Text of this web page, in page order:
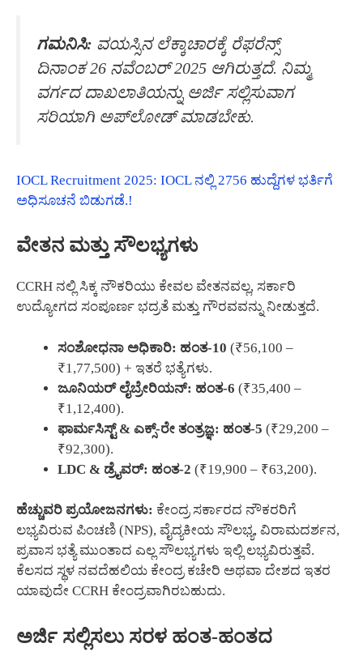
ಗಮನಿಸಿ: ವಯಸ್ಸಿನ ಲೆಕ್ಕಾಚಾರಕ್ಕೆ ರೆಫರೆನ್ಸ್
ದಿನಾಂಕ 26 ನವೆಂಬರ್ 2025 ಆಗಿರುತ್ತದೆ. ನಿಮ್ಮ
ವರ್ಗದ ದಾಖಲಾತಿಯನ್ನು ಅರ್ಜಿ ಸಲ್ಲಿಸುವಾಗ
ಸರಿಯಾಗಿ ಅಪ್‌ಲೋಡ್ ಮಾಡಬೇಕು.
IOCL Recruitment 2025: IOCL ನಲ್ಲಿ 2756 ಹುದ್ದೆಗಳ ಭರ್ತಿಗೆ
ಅಧಿಸೂಚನೆ ಬಿಡುಗಡೆ.!
ವೇತನ ಮತ್ತು ಸೌಲಭ್ಯಗಳು
CCRH ನಲ್ಲಿ ಸಿಕ್ಕ ನೌಕರಿಯು ಕೇವಲ ವೇತನವಲ್ಲ, ಸರ್ಕಾರಿ
ಉದ್ಯೋಗದ ಸಂಪೂರ್ಣ ಭದ್ರತೆ ಮತ್ತು ಗೌರವವನ್ನು ನೀಡುತ್ತದೆ.
ಸಂಶೋಧನಾ ಅಧಿಕಾರಿ: ಹಂತ-10 (₹56,100 –
₹1,77,500) + ಇತರೆ ಭತ್ಯೆಗಳು.
ಜೂನಿಯರ್ ಲೈಬ್ರೇರಿಯನ್: ಹಂತ-6 (₹35,400 –
₹1,12,400).
ಫಾರ್ಮಸಿಸ್ಟ್ & ಎಕ್ಸ್-ರೇ ತಂತ್ರಜ್ಞ: ಹಂತ-5 (₹29,200 –
₹92,300).
LDC & ಡ್ರೈವರ್: ಹಂತ-2 (₹19,900 – ₹63,200).
ಹೆಚ್ಚುವರಿ ಪ್ರಯೋಜನಗಳು: ಕೇಂದ್ರ ಸರ್ಕಾರದ ನೌಕರರಿಗೆ
ಲಭ್ಯವಿರುವ ಪಿಂಚಣಿ (NPS), ವೈದ್ಯಕೀಯ ಸೌಲಭ್ಯ, ವಿರಾಮದರ್ಶನ,
ಪ್ರವಾಸ ಭತ್ಯೆ ಮುಂತಾದ ಎಲ್ಲ ಸೌಲಭ್ಯಗಳು ಇಲ್ಲಿ ಲಭ್ಯವಿರುತ್ತವೆ.
ಕೆಲಸದ ಸ್ಥಳ ನವದೆಹಲಿಯ ಕೇಂದ್ರ ಕಚೇರಿ ಅಥವಾ ದೇಶದ ಇತರ
ಯಾವುದೇ CCRH ಕೇಂದ್ರವಾಗಿರಬಹುದು.
ಅರ್ಜಿ ಸಲ್ಲಿಸಲು ಸರಳ ಹಂತ-ಹಂತದ